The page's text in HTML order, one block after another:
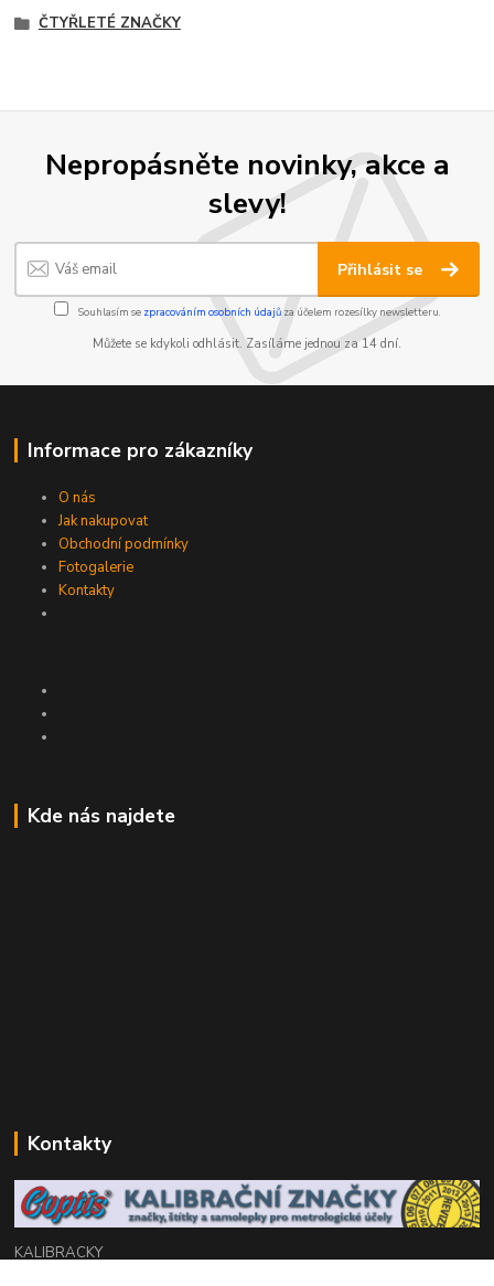
ČTYŘLETÉ ZNAČKY
Nepropásněte novinky, akce a
slevy!
Přihlásit se
Souhlasím se zpracováním osobních údajůza účelem rozesílky newsletteru.
Můžete se kdykoli odhlásit. Zasíláme jednou za 14 dní.
Informace pro zákazníky
O nás
Jak nakupovat
Obchodní podmínky
Fotogalerie
Kontakty
Kde nás najdete
Kontakty
KALIBRACKY